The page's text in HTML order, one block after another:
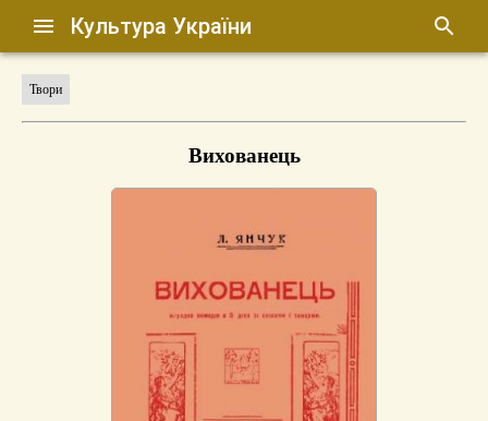
Культура України
Твори
Вихованець